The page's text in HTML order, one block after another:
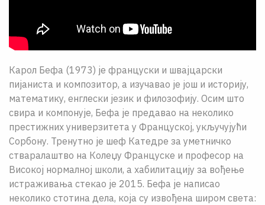
Карол Бефа (1973) је француски и швајцарски
пијаниста и композитор, а изучавао је још и историју,
математику, енглески језик и филозофију. Осим што
свира и компонује, Бефа је предавао на неколико
престижних универзитета у Француској, укључујући
Сорбону. Тренутно је шеф Катедре за уметничко
стваралаштво на Колeџу Француске и професор на
Високој нормалној школи, а хабилитацију за вођење
истраживања стекао је 2015. Бефа је написао
неколико стотина дела, која су извођена широм света: